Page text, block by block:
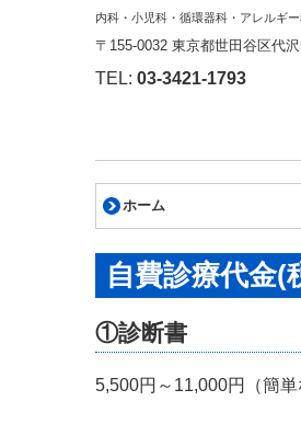
内科・小児科・循環器科・アレルギ
〒155-0032 東京都世田谷区代
TEL: 03-3421-1793
ホーム
自費診療代金(
①診断書
5,500円～11,000円（簡単